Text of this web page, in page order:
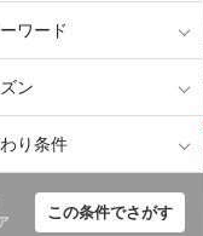
ワード
ン
り条件
この条件でさがす